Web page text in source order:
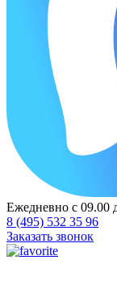
Ежедневно с 09.00
8 (495) 532 35 96
Заказать звонок